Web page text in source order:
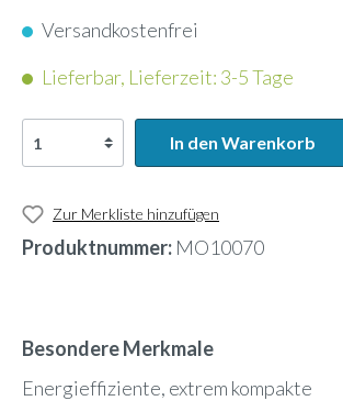
Versandkostenfrei
Lieferbar, Lieferzeit: 3-5 Tage
In den Warenkorb
Zur Merkliste hinzufügen
Produktnummer: MO10070
Besondere Merkmale
Energieffiziente, extrem kompakte